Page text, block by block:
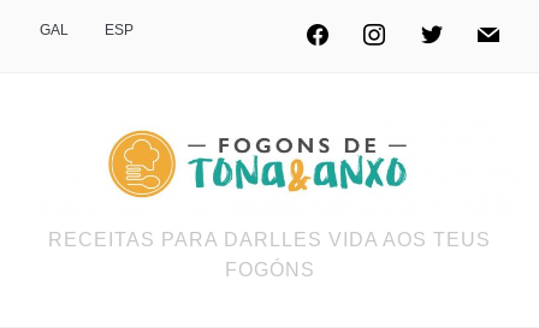
GAL ESP
RECEITAS PARA DARLLES VIDA AOS TEUS
FOGÓNS